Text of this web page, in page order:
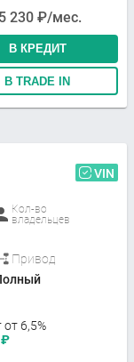
230 ₽/мес.
В КРЕДИТ
В TRADE IN
VIN
Кол-во
владельцев
Привод
от 6,5%
₽